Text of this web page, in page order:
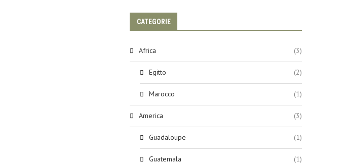
CATEGORIE
Africa (3)
Egitto (2)
Marocco (1)
America (3)
Guadaloupe (1)
Guatemala (1)